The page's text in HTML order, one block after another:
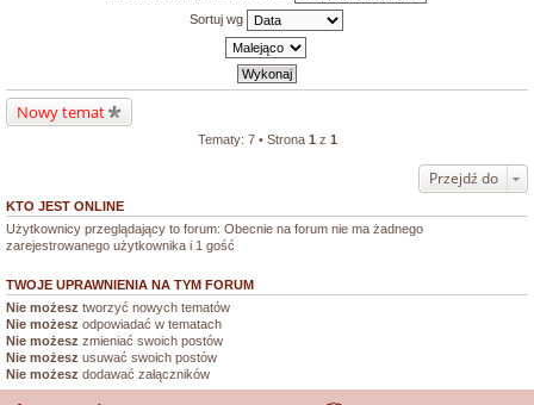
Sortuj wg
Nowy temat
Tematy: 7 • Strona 1 z 1
Przejdź do
KTO JEST ONLINE
Użytkownicy przeglądający to forum: Obecnie na forum nie ma żadnego
zarejestrowanego użytkownika i 1 gość
TWOJE UPRAWNIENIA NA TYM FORUM
Nie możesz tworzyć nowych tematów
Nie możesz odpowiadać w tematach
Nie możesz zmieniać swoich postów
Nie możesz usuwać swoich postów
Nie możesz dodawać załączników